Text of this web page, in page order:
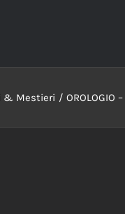
& Mestieri OROLOGIO